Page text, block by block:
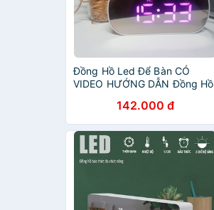
Đồng Hồ Led Để Bàn CÓ
VIDEO HƯỚNG DẪN Đồng Hồ
142.000 đ